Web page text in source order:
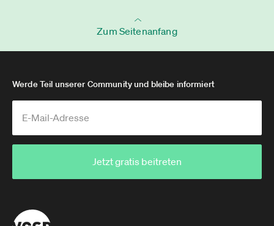
Zum Seitenanfang
Werde Teil unserer Community und bleibe informiert
Jetzt gratis beitreten